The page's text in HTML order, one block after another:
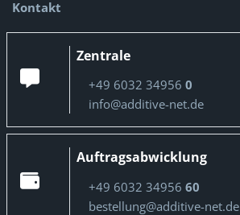
Kontakt
Zentrale
+49 6032 34956 0
info@additive-net.de
Auftragsabwicklung
+49 6032 34956 60
bestellung@additive-net.de